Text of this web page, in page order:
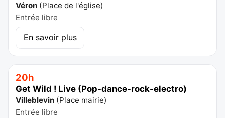
Véron (Place de l'église)
Entrée libre
En savoir plus
20h
Get Wild ! Live (Pop-dance-rock-electro)
Villeblevin (Place mairie)
Entrée libre